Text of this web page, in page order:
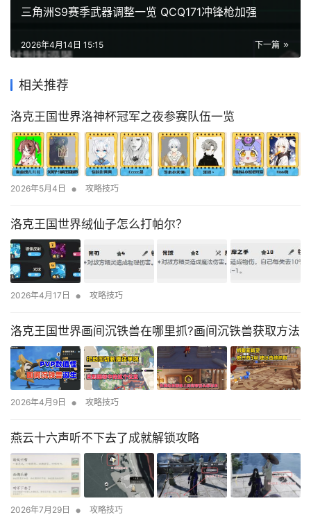
三角洲S9赛季武器调整一览 QCQ171冲锋枪加强
下一篇
2026年4月14日 15:15
相关推荐
洛克王国世界洛神杯冠军之夜参赛队伍一览
2026年5月4日 • 攻略技巧
洛克王国世界绒仙子怎么打帕尔？
2026年4月17日 • 攻略技巧
洛克王国世界画间沉铁兽在哪里抓?画间沉铁兽获取方法
2026年4月9日 • 攻略技巧
燕云十六声听不下去了成就解锁攻略
2026年7月29日 • 攻略技巧